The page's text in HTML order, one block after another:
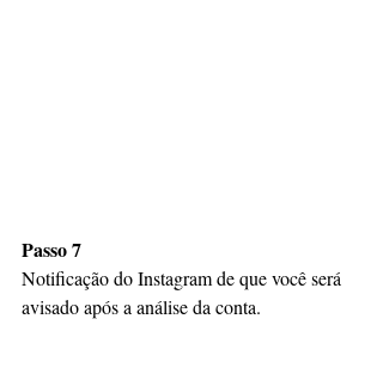
Passo 7
Notificação do Instagram de que você será
avisado após a análise da conta.